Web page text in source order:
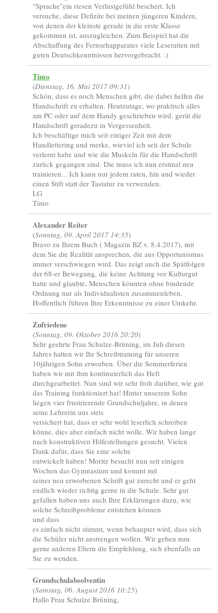
"Sprache"ein riesen Verlustgefühl beschert. Ich
versuche, diese Defizite bei meinen jüngeren Kindern,
von denen der kleinste gerade in die erste Klasse
gekommen ist, auszugleichen. Zum Beispiel hat die
Abschaffung des Fernsehapparates viele Leseratten mit
guten Deutschkenntnissen hervorgebracht. :)
Timo
(Dienstag, 16. Mai 2017 09:31)
Schön, dass es noch Menschen gibt, die dabei helfen die
Handschrift zu erhalten. Heutzutage, wo praktisch alles
am PC oder auf dem Handy geschrieben wird, gerät die
Handschrift geradezu in Vergessenheit.
Ich beschäftige mich seit einiger Zeit mit dem
Handlettering und merke, wieviel ich seit der Schule
verlernt habe und wie die Muskeln für die Handschrift
zurück gegangen sind. Die muss ich nun erstmal neu
trainieren... Ich kann nur jedem raten, hin und wieder
einen Stift statt der Tastatur zu verwenden.
LG
Timo
Alexander Reiter
(Sonntag, 09. April 2017 14:35)
Bravo zu Ihrem Buch ( Magazin BZ v. 8.4.2017), mit
dem Sie die Realität ansprechen, die aus Opportunismus
immer verschwiegen wird. Das zeigt auch die Spätfolgen
der 68-er Bewegung, die keine Achtung vor Kulturgut
hatte und glaubte, Menschen könnten ohne bindende
Ordnung nur als Individualisten zusammenleben.
Hoffentlich führen Ihre Erkenntnisse zu einer Umkehr.
Zufriedene
(Sonntag, 09. Oktober 2016 20:20)
Sehr geehrte Frau Schulze-Brüning, im Juli diesen
Jahres hatten wir Ihr Schreibtraining für unseren
10jährigen Sohn erworben. Über die Sommerferien
haben wir mit ihm kontinuierlich das Heft
durchgearbeitet. Nun sind wir sehr froh darüber, wie gut
das Training funktioniert hat! Hinter unserem Sohn
liegen vier frustrierende Grundschuljahre, in denen
seine Lehrerin uns stets
versichert hat, dass er sehr wohl leserlich schreiben
könne, dies aber einfach nicht wolle. Wir haben lange
nach konstruktiven Hilfestellungen gesucht. Vielen
Dank dafür, dass Sie eine solche
entwickelt haben! Moritz besucht nun seit einigen
Wochen das Gymnasium und kommt mit
seiner neu erworbenen Schrift gut zurecht und er geht
endlich wieder richtig gerne in die Schule. Sehr gut
gefallen haben uns auch Ihre Erklärungen dazu, wie
solche Schreibprobleme entstehen können
und dass
es einfach nicht stimmt, wenn behauptet wird, dass sich
die Schüler nicht anstrengen wollen. Wir geben nun
gerne anderen Eltern die Empfehlung, sich ebenfalls an
Sie zu wenden.
Grundschulabsolventin
(Samstag, 06. August 2016 10:25)
Hallo Frau Schulze Brüning,